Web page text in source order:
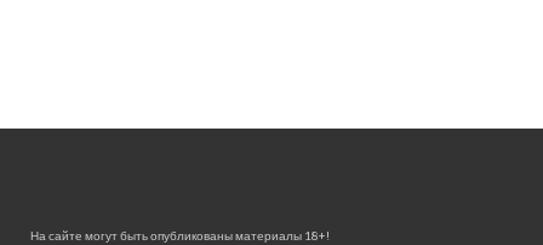
На сайте могут быть опубликованы материалы 18+!